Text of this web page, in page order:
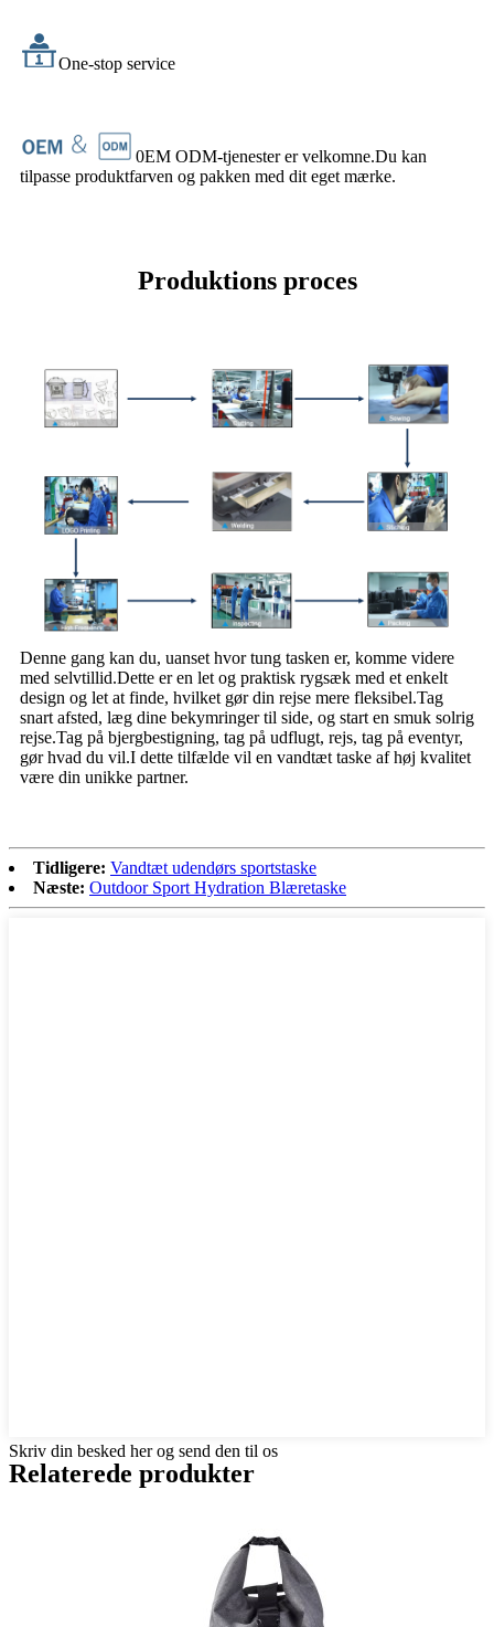
One-stop service
0EM ODM-tjenester er velkomne.Du kan
tilpasse produktfarven og pakken med dit eget mærke.
Produktions proces
Denne gang kan du, uanset hvor tung tasken er, komme videre
med selvtillid.Dette er en let og praktisk rygsæk med et enkelt
design og let at finde, hvilket gør din rejse mere fleksibel.Tag
snart afsted, læg dine bekymringer til side, og start en smuk solrig
rejse.Tag på bjergbestigning, tag på udflugt, rejs, tag på eventyr,
gør hvad du vil.I dette tilfælde vil en vandtæt taske af høj kvalitet
være din unikke partner.
Tidligere: Vandtæt udendørs sportstaske
Næste: Outdoor Sport Hydration Blæretaske
Skriv din besked her og send den til os
Relaterede produkter